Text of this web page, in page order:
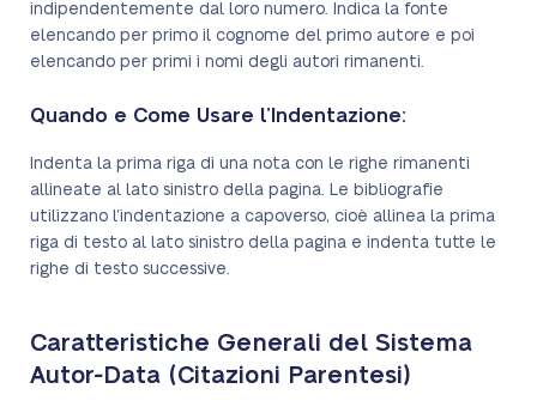
indipendentemente dal loro numero. Indica la fonte
elencando per primo il cognome del primo autore e poi
elencando per primi i nomi degli autori rimanenti.
Quando e Come Usare l’Indentazione:
Indenta la prima riga di una nota con le righe rimanenti
allineate al lato sinistro della pagina. Le bibliografie
utilizzano l’indentazione a capoverso, cioè allinea la prima
riga di testo al lato sinistro della pagina e indenta tutte le
righe di testo successive.
Caratteristiche Generali del Sistema
Autor-Data (Citazioni Parentesi)